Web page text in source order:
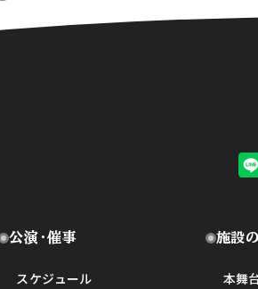
公演・催事
スケジュール
施設
本舞